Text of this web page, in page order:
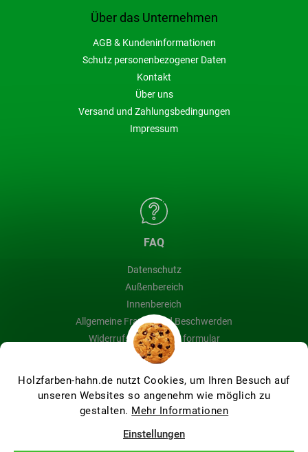
Holzfarben-hahn.de nutzt Cookies, um Ihren Besuch auf
unseren Websites so angenehm wie möglich zu
gestalten. Mehr Informationen
Einstellungen
Über das Unternehmen
AGB & Kundeninformationen
Schutz personenbezogener Daten
Kontakt
Über uns
Versand und Zahlungsbedingungen
Impressum
FAQ
Datenschutz
Außenbereich
Innenbereich
Allgemeine Fragen und Beschwerden
Widerrufsbelehrung & formular
Blog